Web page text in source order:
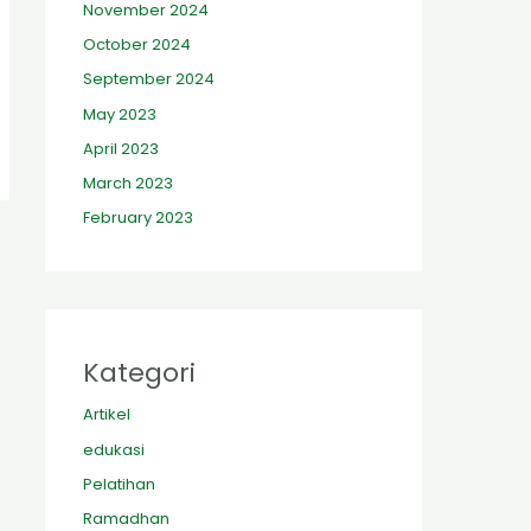
November 2024
October 2024
September 2024
May 2023
April 2023
March 2023
February 2023
Kategori
Artikel
edukasi
Pelatihan
Ramadhan